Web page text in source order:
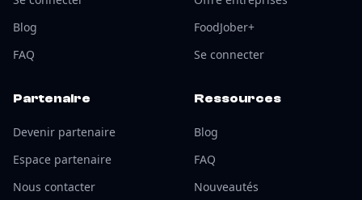
Blog
FAQ
FoodJober+
Se connecter
Partenaire
Devenir partenaire
Espace partenaire
Nous contacter
Ressources
Blog
FAQ
Nouveautés